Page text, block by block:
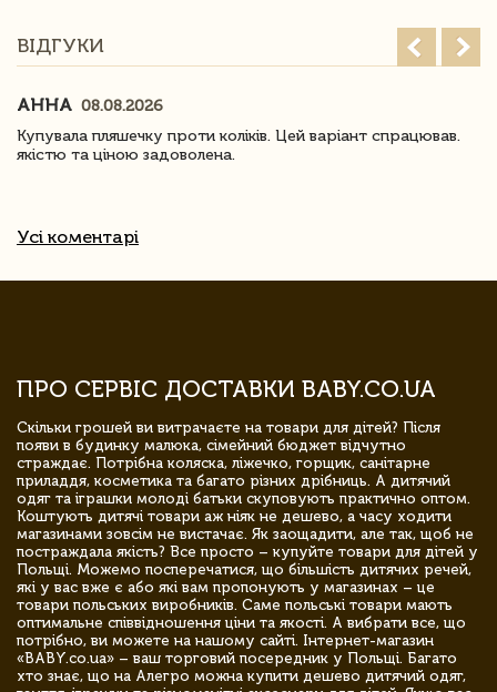
ВІДГУКИ
АННА 08.08.2026
Купувала пляшечку проти коліків. Цей варіант спрацював.
якістю та ціною задоволена.
Усі коментарі
ПРО СЕРВІС ДОСТАВКИ BABY.CO.UA
Скільки грошей ви витрачаєте на товари для дітей? Після
появи в будинку малюка, сімейний бюджет відчутно
страждає. Потрібна коляска, ліжечко, горщик, санітарне
приладдя, косметика та багато різних дрібниць. А дитячий
одяг та іграшки молоді батьки скуповують практично оптом.
Коштують дитячі товари аж ніяк не дешево, а часу ходити
магазинами зовсім не вистачає. Як заощадити, але так, щоб не
постраждала якість? Все просто – купуйте товари для дітей у
Польщі. Можемо посперечатися, що більшість дитячих речей,
які у вас вже є або які вам пропонують у магазинах – це
товари польських виробників. Саме польські товари мають
оптимальне співвідношення ціни та якості. А вибрати все, що
потрібно, ви можете на нашому сайті. Інтернет-магазин
«BABY.co.ua» – ваш торговий посередник у Польщі. Багато
хто знає, що на Алегро можна купити дешево дитячий одяг,